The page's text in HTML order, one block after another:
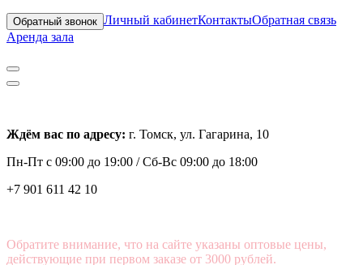
Обратный звонок Личный кабинетКонтактыОбратная связь
Аренда зала
Ждём вас по адресу: г. Томск, ул. Гагарина, 10
Пн-Пт с 09:00 до 19:00 /Сб-Вс 09:00 до 18:00
+7 901 611 42 10
Обратите внимание, что на сайте указаны оптовые цены,
действующие при первом заказе от 3000 рублей.